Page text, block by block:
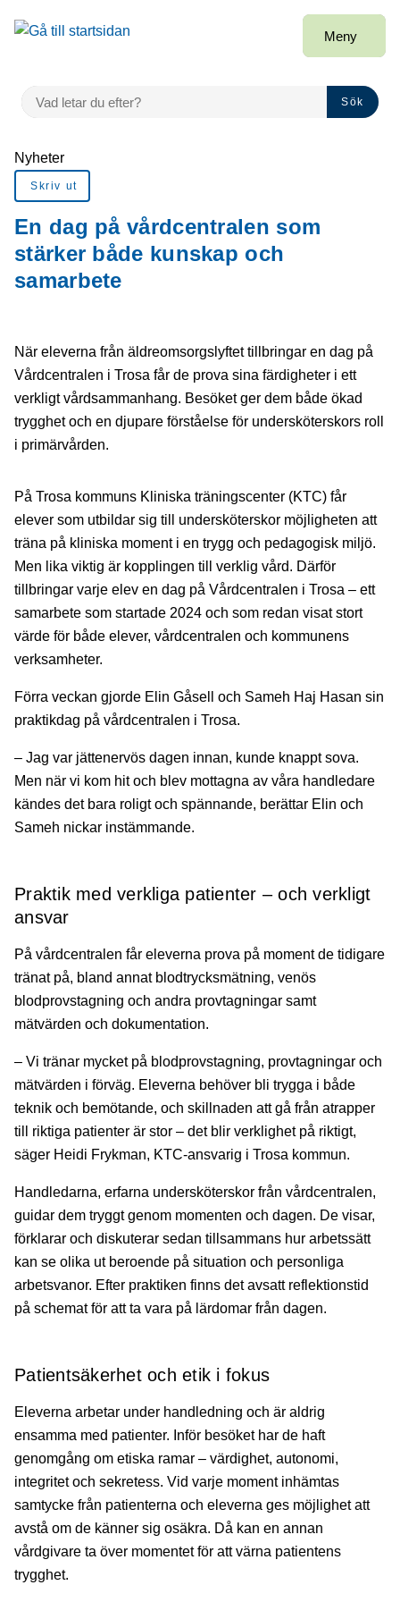
Gå till innehåll
Meny
VAD LETAR DU EFTER?
Sök
Du är här:
Nyheter
Skriv ut
En dag på vårdcentralen som
stärker både kunskap och
samarbete
När eleverna från äldreomsorgslyftet tillbringar en dag på
Vårdcentralen i Trosa får de prova sina färdigheter i ett
verkligt vårdsammanhang. Besöket ger dem både ökad
trygghet och en djupare förståelse för undersköterskors roll
i primärvården.
På Trosa kommuns Kliniska träningscenter (KTC) får
elever som utbildar sig till undersköterskor möjligheten att
träna på kliniska moment i en trygg och pedagogisk miljö.
Men lika viktig är kopplingen till verklig vård. Därför
tillbringar varje elev en dag på Vårdcentralen i Trosa – ett
samarbete som startade 2024 och som redan visat stort
värde för både elever, vårdcentralen och kommunens
verksamheter.
Förra veckan gjorde Elin Gåsell och Sameh Haj Hasan sin
praktikdag på vårdcentralen i Trosa.
– Jag var jättenervös dagen innan, kunde knappt sova.
Men när vi kom hit och blev mottagna av våra handledare
kändes det bara roligt och spännande, berättar Elin och
Sameh nickar instämmande.
Praktik med verkliga patienter – och verkligt
ansvar
På vårdcentralen får eleverna prova på moment de tidigare
tränat på, bland annat blodtrycksmätning, venös
blodprovstagning och andra provtagningar samt
mätvärden och dokumentation.
– Vi tränar mycket på blodprovstagning, provtagningar och
mätvärden i förväg. Eleverna behöver bli trygga i både
teknik och bemötande, och skillnaden att gå från atrapper
till riktiga patienter är stor – det blir verklighet på riktigt,
säger Heidi Frykman, KTC-ansvarig i Trosa kommun.
Handledarna, erfarna undersköterskor från vårdcentralen,
guidar dem tryggt genom momenten och dagen. De visar,
förklarar och diskuterar sedan tillsammans hur arbetssätt
kan se olika ut beroende på situation och personliga
arbetsvanor. Efter praktiken finns det avsatt reflektionstid
på schemat för att ta vara på lärdomar från dagen.
Patientsäkerhet och etik i fokus
Eleverna arbetar under handledning och är aldrig
ensamma med patienter. Inför besöket har de haft
genomgång om etiska ramar – värdighet, autonomi,
integritet och sekretess. Vid varje moment inhämtas
samtycke från patienterna och eleverna ges möjlighet att
avstå om de känner sig osäkra. Då kan en annan
vårdgivare ta över momentet för att värna patientens
trygghet.